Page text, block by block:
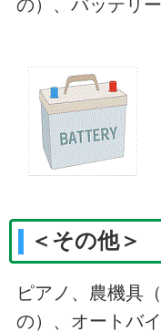
の）、バッテリ
＜その他＞
ピアノ、農機具
の）、オートバ